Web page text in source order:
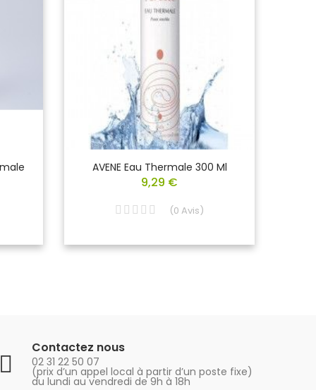
AVENE Eau Thermale 300 Ml
9,29 €
(0 Avis)
Contactez nous
02 31 22 50 07
(prix d’un appel local à partir d’un poste fixe)
du lundi au vendredi de 9h à 18h